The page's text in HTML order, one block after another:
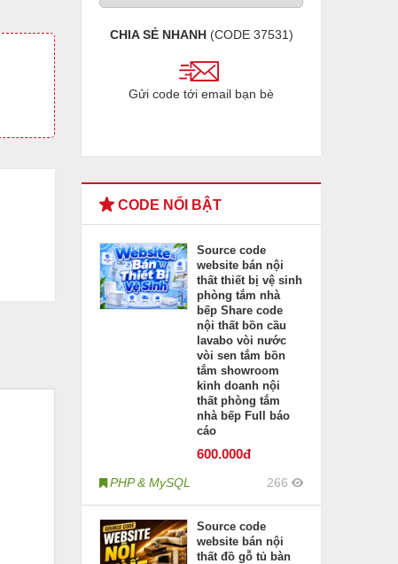
CHIA SẺ NHANH(CODE 37531)
Gửi code tới email bạn bè
CODE NỔI BẬT
Source code
website bán nội
thất thiết bị vệ sinh
phòng tắm nhà
bếp Share code
nội thất bồn cầu
lavabo vòi nước
vòi sen tắm bồn
tắm showroom
kinh doanh nội
thất phòng tắm
nhà bếp Full báo
cáo
600.000đ
PHP & MySQL 266
Source code
website bán nội
thất đồ gỗ tủ bàn